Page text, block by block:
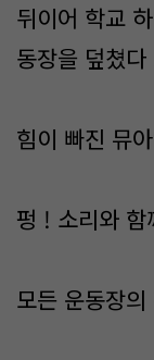
뒤이어 학교
동장을 덮쳤다
힘이 빠진 뮤
펑 ! 소리와 함
모든 운동장